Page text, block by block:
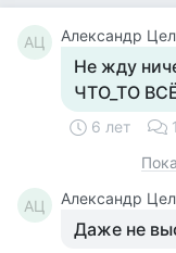
АЦ Александр
Не жду
ЧТО_ТО
6 лет
АЦ Александр
Даже не